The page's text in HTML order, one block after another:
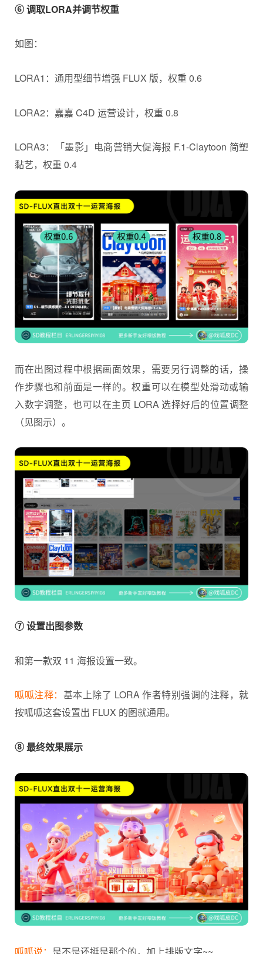
⑥ 调取LORA并调节权重
如图：
LORA1：通用型细节增强 FLUX 版，权重 0.6
LORA2：嘉嘉 C4D 运营设计，权重 0.8
LORA3：「墨影」电商营销大促海报 F.1-Claytoon 简塑
黏艺，权重 0.4
而在出图过程中根据画面效果，需要另行调整的话，操
作步骤也和前面是一样的。权重可以在模型处滑动或输
入数字调整，也可以在主页 LORA 选择好后的位置调整
（见图示）。
⑦ 设置出图参数
和第一款双 11 海报设置一致。
呱呱注释： 基本上除了 LORA 作者特别强调的注释，就
按呱呱这套设置出 FLUX 的图就通用。
⑧ 最终效果展示
呱呱说： 是不是还挺是那个的，加上排版文字~~